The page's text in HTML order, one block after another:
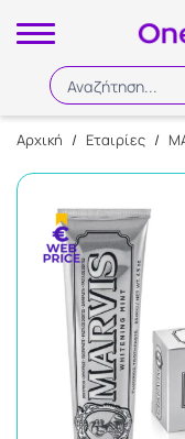
Αναζήτηση...
Αρχική / Εταιρίες /